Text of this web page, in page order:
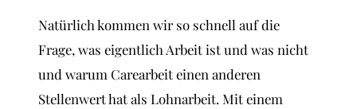
Natürlich kommen wir so schnell auf die
Frage, was eigentlich Arbeit ist und was nicht
und warum Carearbeit einen anderen
Stellenwert hat als Lohnarbeit. Mit einem